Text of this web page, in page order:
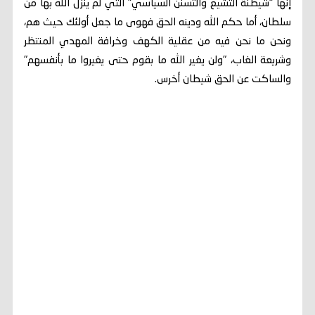
إنها "شيطنة التشيع والتسنن السياسي" التي لم ينزل الله بها من
سلطان، أما حكم الله ودينه الحق فهوى ما جعل أولئك حيث هم،
ونحن ما نحن فيه من عقلية الكهف وخرافة المهدي المنتظر
وشريعة الغاب، "ولن يغير الله ما بقوم حتى يغيروا ما بأنفسهم"
والساكت عن الحق شيطان أخرس.